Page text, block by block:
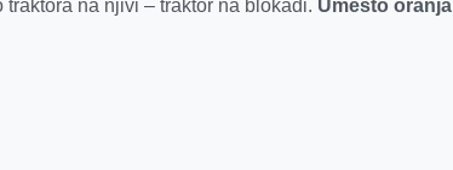
na njivi – traktor na blokadi. Umesto oranja